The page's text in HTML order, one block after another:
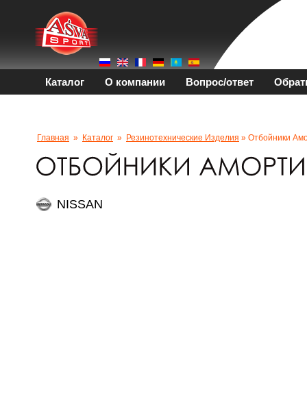
Каталог О компании Вопрос/ответ
Главная » Каталог » Резинотехнические Изделия » Отбойники
NISSAN